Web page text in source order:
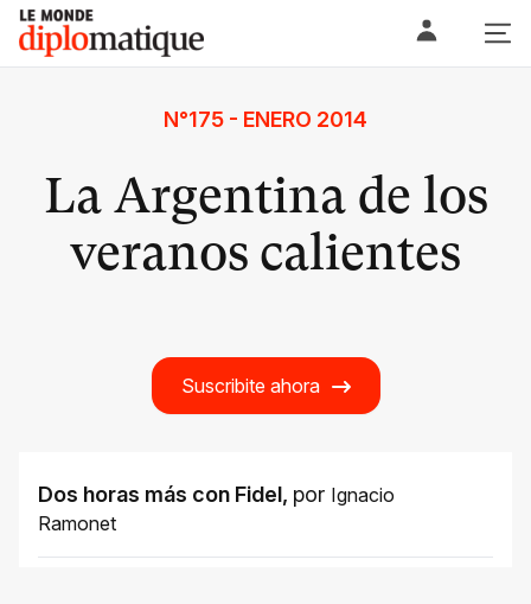
Skip
content
Le monde diplomatique
N°175 - ENERO 2014
La Argentina de los
veranos calientes
Suscribite ahora
Dos horas más con Fidel, por Ignacio
Ramonet